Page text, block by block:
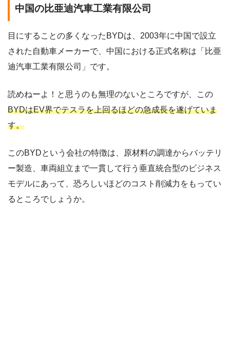
中国の比亜迪汽車工業有限公司
目にすることの多くなったBYDは、2003年に中国で設立
された自動車メーカーで、中国における正式名称は「比亜
迪汽車工業有限公司」です。
読めねーよ！と思うのも無理のないところですが、この
BYDはEV界でテスラを上回るほどの急成長を遂げていま
す。
このBYDという会社の特徴は、原材料の調達からバッテリ
ー製造、車両組立まで一貫して行う垂直統合型のビジネス
モデルにあって、恐ろしいほどのコスト削減力をもってい
るところでしょうか。